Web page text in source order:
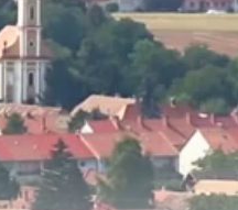
IDÉN IS
TESZEDD
Legyünk minél többen április